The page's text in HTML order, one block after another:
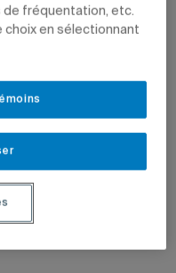
de fréquentation, etc.
choix en sélectionnant